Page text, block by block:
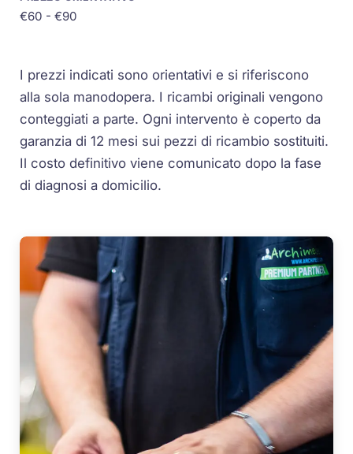
€60 - €90
I prezzi indicati sono orientativi e si riferiscono
alla sola manodopera. I ricambi originali vengono
conteggiati a parte. Ogni intervento è coperto da
garanzia di 12 mesi sui pezzi di ricambio sostituiti.
Il costo definitivo viene comunicato dopo la fase
di diagnosi a domicilio.